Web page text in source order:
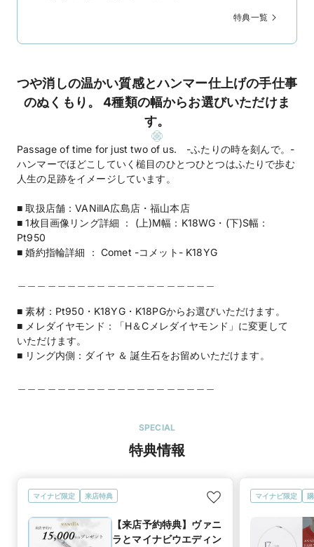
特典一覧
つや消しの温かい質感とハンマー仕上げの手仕事
のぬくもり。 4種類の幅からお選びいただけま
す。
Passage of time for just two of us. -ふたりの時を刻んで。-
ハンマーでほどこしていく槌目のひとつひとつはふたりで歩む
人生の足跡をイメージしています。
■ 取扱店舗：VANillA広島店・福山本店
■ 1枚目画像リング詳細 ： (上)M幅：K18WG・(下)S幅：
Pt950
■ 婚約指輪詳細 ： Comet -コメット- K18YG
■ 素材：Pt950・K18YG・K18PGからお選びいただけます。
■ メレダイヤモンド：「H＆Cメレダイヤモンド」に変更して
いただけます。
■ リング内側：ダイヤ ＆ 誕生石をお留めいただけます。
SPECIAL
特典情報
マイナビ限定 来店特典
【来店予約特典】ヴァニ
ラとマイナビウエディン
マイナビ限定